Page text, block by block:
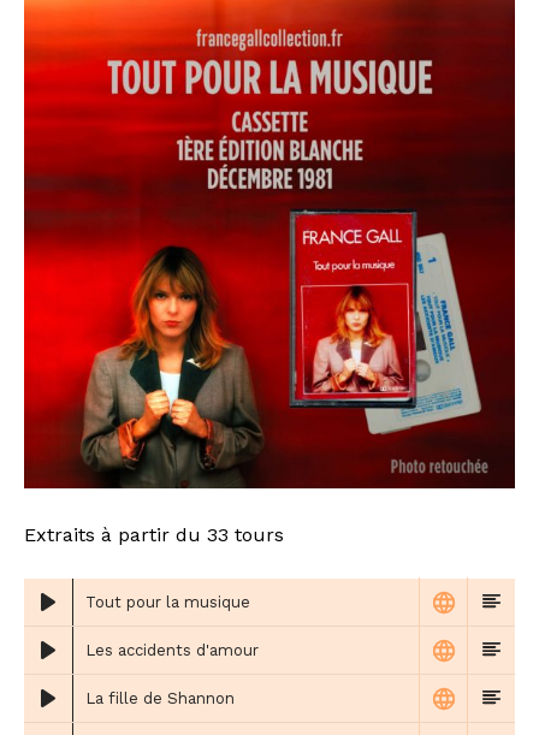
Extraits à partir du 33 tours
Tout pour la musique
Les accidents d'amour
La fille de Shannon